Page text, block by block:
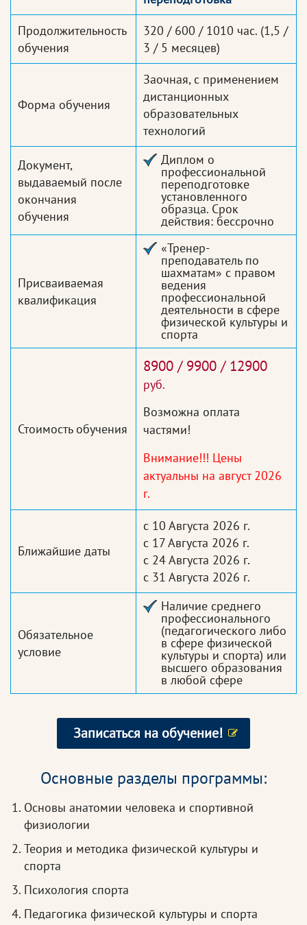
Продолжительность
обучения
320 / 600 / 1010 час. (1,5 /
3 / 5 месяцев)
Форма обучения
Заочная, с применением
дистанционных
образовательных
технологий
Документ,
выдаваемый после
окончания
обучения
Диплом о
профессиональной
переподготовке
установленного
образца. Срок
действия: бессрочно
Присваиваемая
квалификация
«Тренер-
преподаватель по
шахматам» с правом
ведения
профессиональной
деятельности в сфере
физической культуры и
спорта
Стоимость обучения
8900 / 9900 / 12900
руб.
Возможна оплата
частями!
Внимание!!! Цены
актуальны на август 2026
г.
Ближайшие даты
с 10 Августа 2026 г.
с 17 Августа 2026 г.
с 24 Августа 2026 г.
с 31 Августа 2026 г.
Обязательное
условие
Наличие среднего
профессионального
(педагогического либо
в сфере физической
культуры и спорта) или
высшего образования
в любой сфере
Записаться на обучение!
Основные разделы программы:
Основы анатомии человека и спортивной
физиологии
Теория и методика физической культуры и
спорта
Психология спорта
Педагогика физической культуры и спорта